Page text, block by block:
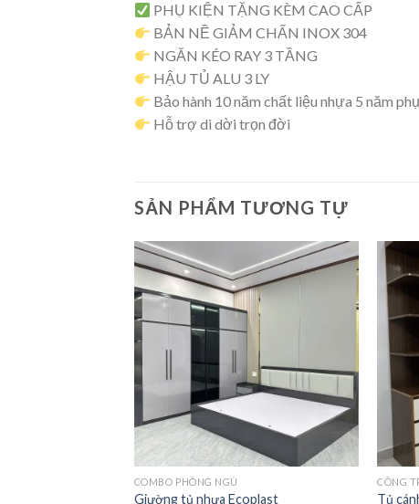
PHỤ KIỆN TẶNG KÈM CAO CẤP
BẢN NỀ GIẢM CHẤN INOX 304
NGĂN KÉO RAY 3 TẦNG
HẬU TỦ ALU 3 LY
Bảo hành 10 năm chất liệu nhựa 5 năm
Hỗ trợ di dời trọn đời
SẢN PHẨM TƯƠNG TỰ
COMBO PHÒNG NGỦ
Giường tủ nhựa Ecoplast
CÔNG
Tủ